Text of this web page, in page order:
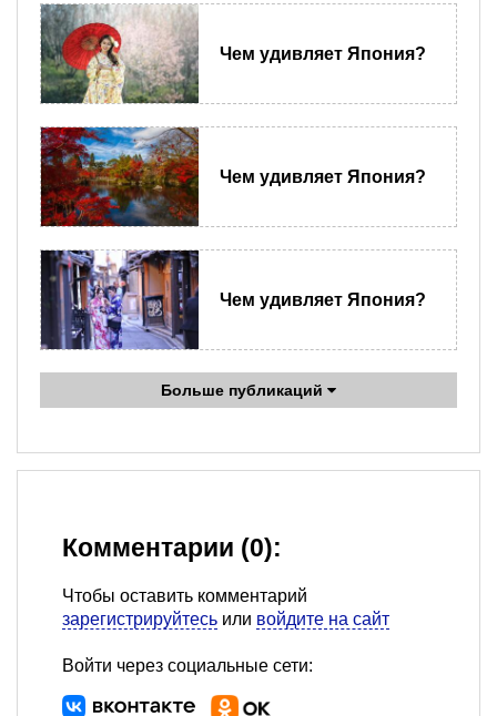
Чем удивляет Япония?
Чем удивляет Япония?
Чем удивляет Япония?
Больше публикаций
Комментарии (0):
Чтобы оставить комментарий
зарегистрируйтесь или войдите на сайт
Войти через социальные сети: